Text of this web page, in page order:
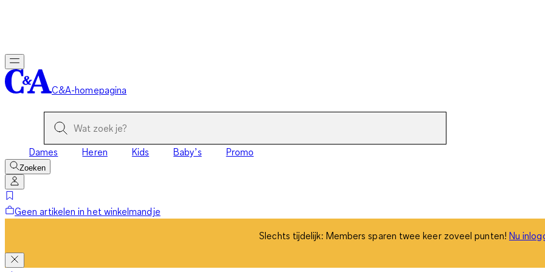
C&A-homepagina
Dames Heren Kids Baby’s Promo
Zoeken
Geen artikelen in het winkelmandje
Slechts tijdelijk: Members sparen twee keer zoveel punten! Nu